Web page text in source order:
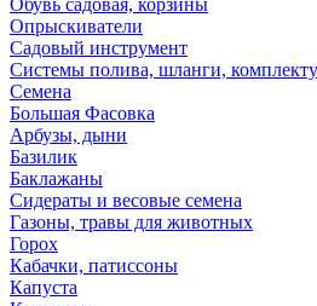
Обувь садовая, корзины
Опрыскиватели
Садовый инструмент
Системы полива, шланги,
Семена
Большая Фасовка
Арбузы, дыни
Базилик
Баклажаны
Сидераты и весовые семена
Газоны, травы для животных
Горох
Кабачки, патиссоны
Капуста